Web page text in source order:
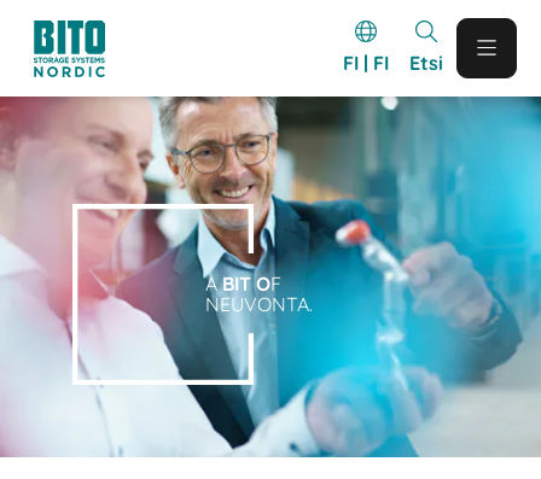
FI | FI Etsi
ABIT OF
NEUVONTA.